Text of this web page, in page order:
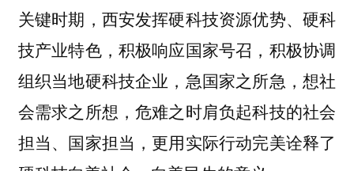
关键时期，西安发挥硬科技资源优势、硬科
技产业特色，积极响应国家号召，积极协调
组织当地硬科技企业，急国家之所急，想社
会需求之所想，危难之时肩负起科技的社会
担当、国家担当，更用实际行动完美诠释了